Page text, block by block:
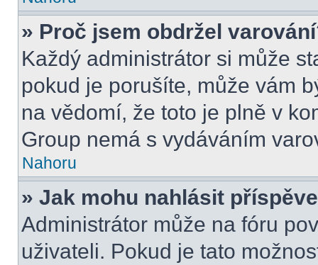
» Proč jsem obdržel
Každý administrátor si může
pokud je porušíte, může vám
na vědomí, že toto je plně v
Group nemá s vydáváním
Nahoru
» Jak mohu nahlásit
Administrátor může na fóru
uživateli. Pokud je tato